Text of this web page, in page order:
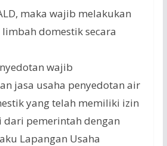
maka wajib melakukan
domestik secara
wajib
jasa usaha penyedotan air
yang telah memiliki izin
dari pemerintah dengan
Lapangan Usaha